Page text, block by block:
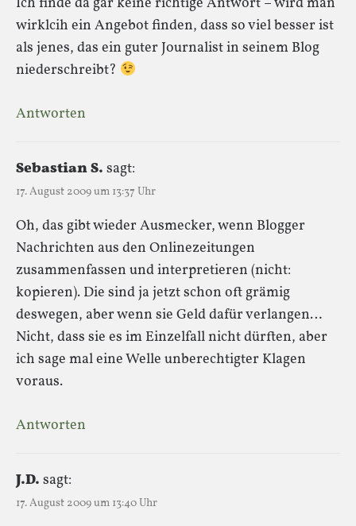
wirklcih ein Angebot finden, dass so viel besser ist
als jenes, das ein guter Journalist in seinem Blog
niederschreibt?
Antworten
Sebastian S. sagt:
17. August 2009 um 13:37 Uhr
Oh, das gibt wieder Ausmecker, wenn Blogger
Nachrichten aus den Onlinezeitungen
zusammenfassen und interpretieren (nicht:
kopieren). Die sind ja jetzt schon oft grämig
deswegen, aber wenn sie Geld dafür verlangen…
Nicht, dass sie es im Einzelfall nicht dürften, aber
ich sage mal eine Welle unberechtigter Klagen
voraus.
Antworten
J.D. sagt:
17. August 2009 um 13:40 Uhr